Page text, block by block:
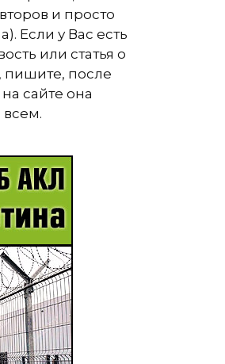
и просто
Если у Вас есть
или статья о
после
сайте она
всем.